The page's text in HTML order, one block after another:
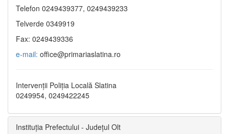
Telefon 0249439377, 0249439233
Telverde 0349919
Fax: 0249439336
e-mail: office@primariaslatina.ro
Intervenții Poliția Locală Slatina
0249954, 0249422245
Instituția Prefectului - Județul Olt